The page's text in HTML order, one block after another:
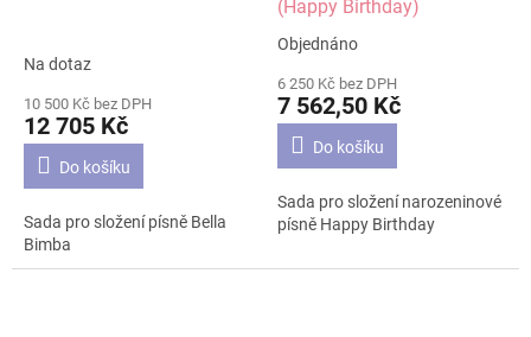
Na dotaz
10 500 Kč bez DPH
12 705 Kč
Do košíku
Sada pro složení písně Bella
Bimba
(Happy Birthday)
Průměrné
produktu
je
4,8
hvězdiček.
Objednáno
6 250 Kč bez DPH
7 562,50 Kč
Do košíku
Sada pro složení narozeninové
písně Happy Birthday